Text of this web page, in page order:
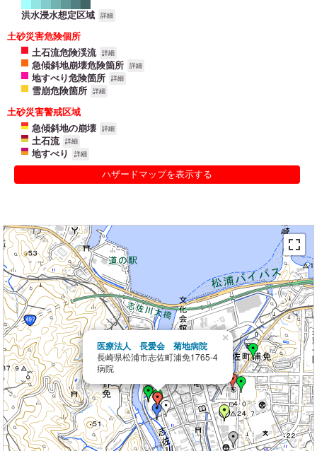
洪水浸水想定区域 詳細
土砂災害危険個所
土石流危険渓流
詳細
急傾斜地崩壊危険箇所 詳細
地すべり危険箇所 詳細
雪崩危険箇所 詳細
土砂災害警戒区域
急傾斜地の崩壊
詳細
土石流 詳細
地すべり 詳細
ハザードマップを表示する
医療法人 長愛会 菊地病院
長崎県松浦市志佐町浦免1765-4
病院
×